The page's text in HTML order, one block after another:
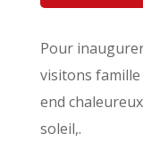
Pour
visitons
end
soleil,.